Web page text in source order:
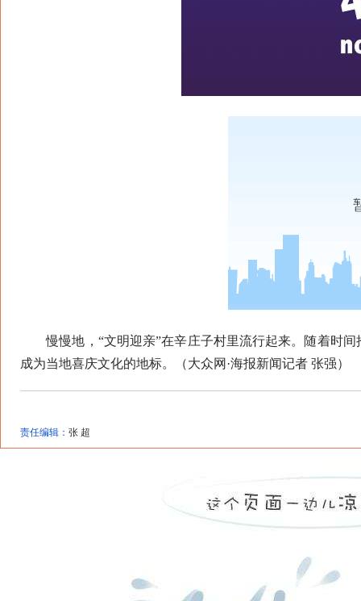
慢慢地，“文明迎亲”在辛庄子村里流行起来。随着时间
成为当地喜庆文化的地标。（大众网·海报新闻记者 张强）
责任编辑： 张 超